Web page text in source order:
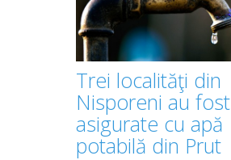
Trei localităţi din
Nisporeni au fost
asigurate cu apă
potabilă din Prut